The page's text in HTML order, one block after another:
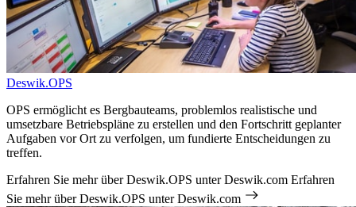
Deswik.OPS
OPS ermöglicht es Bergbauteams, problemlos realistische und
umsetzbare Betriebspläne zu erstellen und den Fortschritt geplanter
Aufgaben vor Ort zu verfolgen, um fundierte Entscheidungen zu
treffen.
Erfahren Sie mehr über Deswik.OPS unter Deswik.com Erfahren
Sie mehr über Deswik.OPS unter Deswik.com